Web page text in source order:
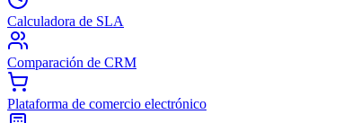
Calculadora de SLA
Comparación de CRM
Plataforma de comercio electrónico